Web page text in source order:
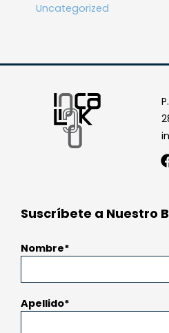
Uncategorized
Suscríbete a Nuestro
Nombre
Apellido